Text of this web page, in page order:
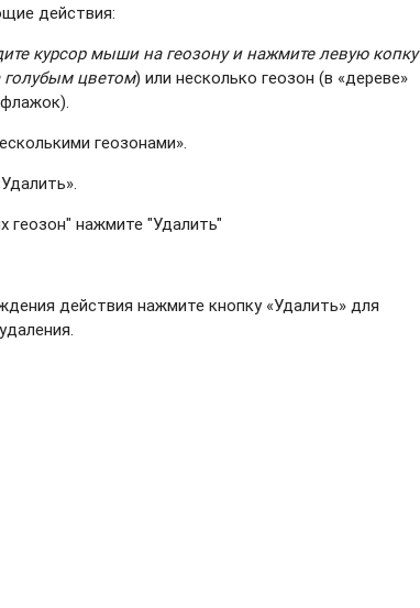
действия:
курсор мыши на геозону и нажмите левую копку
цветом) или несколько геозон (в «дереве»
геозонами».
геозон" нажмите "Удалить"
действия нажмите кнопку «Удалить» для